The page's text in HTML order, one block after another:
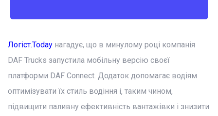
Логіст.Today нагадує, що в минулому році компанія
DAF Trucks запустила мобільну версію своєї
платформи DAF Connect. Додаток допомагає водіям
оптимізувати їх стиль водіння і, таким чином,
підвищити паливну ефективність вантажівки і знизити